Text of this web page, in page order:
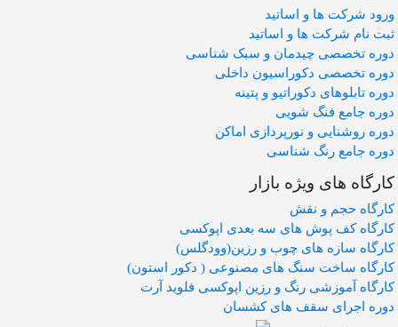
ورود شرکت ها و اساتید
ثبت نام شرکت ها و اساتید
دوره تخصصی چیدمان و سبک شناسی
دوره تخصصی دکوراسیون داخلی
دوره تابلوهای دکوراتیو و پتینه
دوره جامع فنگ شویی
دوره روشنایی و نورپردازی اماکن
دوره جامع رنگ شناسی
کارگاه های ویژه بازار
کارگاه حجم و نقش
کارگاه کف پوش های سه بعدی اپوکسی
کارگاه سازه های چوب و رزین(وودگلس)
کارگاه ساخت سنگ های مصنوعی ( دکور استون)
کارگاه آموزشی رنگ و رزین اپوکسی فلوید آرت
دوره اجرای سقف های کشسان